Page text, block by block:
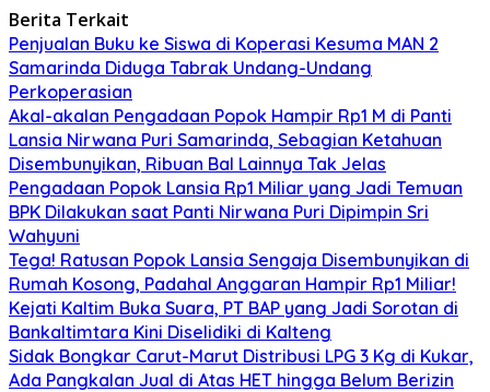
Berita Terkait
Penjualan Buku ke Siswa di Koperasi Kesuma MAN 2
Samarinda Diduga Tabrak Undang-Undang
Perkoperasian
Akal-akalan Pengadaan Popok Hampir Rp1 M di Panti
Lansia Nirwana Puri Samarinda, Sebagian Ketahuan
Disembunyikan, Ribuan Bal Lainnya Tak Jelas
Pengadaan Popok Lansia Rp1 Miliar yang Jadi Temuan
BPK Dilakukan saat Panti Nirwana Puri Dipimpin Sri
Wahyuni
Tega! Ratusan Popok Lansia Sengaja Disembunyikan di
Rumah Kosong, Padahal Anggaran Hampir Rp1 Miliar!
Kejati Kaltim Buka Suara, PT BAP yang Jadi Sorotan di
Bankaltimtara Kini Diselidiki di Kalteng
Sidak Bongkar Carut-Marut Distribusi LPG 3 Kg di Kukar,
Ada Pangkalan Jual di Atas HET hingga Belum Berizin